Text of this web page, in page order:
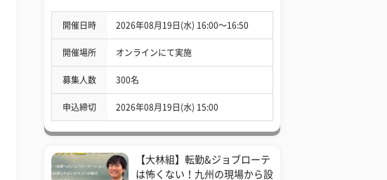
開催日時 2026年08月19日(水) 16:00〜16:50
開催場所 オンラインにて実施
募集人数 300名
申込締切 2026年08月19日(水) 15:00
【大林組】転勤&ジョブローテ
は怖くない！九州の現場から設